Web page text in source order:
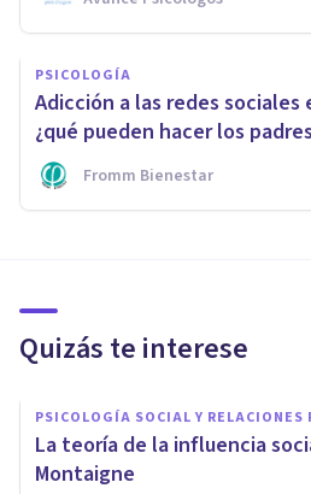
PSICOLOGÍA
Adicción a las redes
¿qué pueden hacer los
Fromm Bienestar
Quizás te interese
PSICOLOGÍA SOCIAL Y RELACIONES
La teoría de la influencia
Montaigne